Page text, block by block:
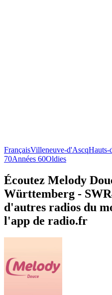
FrançaisVilleneuve-d'AscqHauts-
70Années 60Oldies
Écoutez Melody
Württemberg -
d'autres radios du
l'app de radio.fr